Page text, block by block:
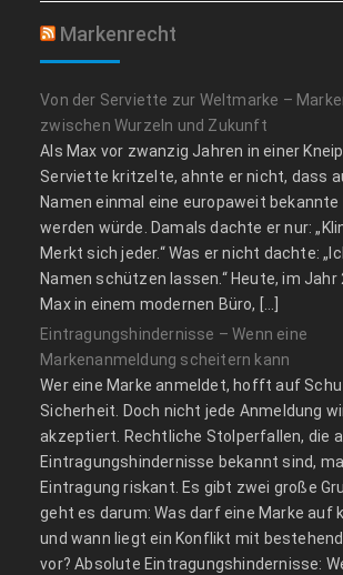
Markenrecht
Von der Serviette zur Weltmarke –
zwischen Wurzeln und Zukunft
Als Max vor zwanzig Jahren in einer
Serviette kritzelte, ahnte er nicht, dass
Namen einmal eine europaweit bekannte
werden würde. Damals dachte er nur:
Merkt sich jeder.“ Was er nicht dachte:
Namen schützen lassen.“ Heute, im
Max in einem modernen Büro, […]
Eintragungshindernisse – Wenn eine
Markenanmeldung scheitern kann
Wer eine Marke anmeldet, hofft auf
Sicherheit. Doch nicht jede Anmeldung
akzeptiert. Rechtliche Stolperfallen, die
Eintragungshindernisse bekannt sind,
Eintragung riskant. Es gibt zwei große
geht es darum: Was darf eine Marke auf
und wann liegt ein Konflikt mit
vor? Absolute Eintragungshindernisse: